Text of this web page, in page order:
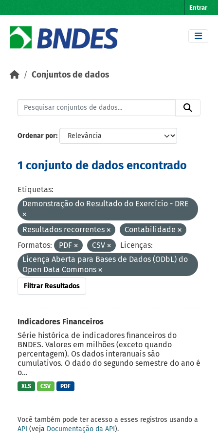
Entrar
Conjuntos de dados
Ordenar por
1 conjunto de dados encontrado
Etiquetas:
Demonstração do Resultado do Exercício - DRE
Resultados recorrentes
Contabilidade
Formatos:
PDF CSV
Licenças:
Licença Aberta para Bases de Dados (ODbL) do
Open Data Commons
Filtrar Resultados
Indicadores Financeiros
Série histórica de indicadores financeiros do
BNDES. Valores em milhões (exceto quando
percentagem). Os dados interanuais são
cumulativos. O dado do segundo semestre do ano é
o...
XLS CSV PDF
Você também pode ter acesso a esses registros usando a
API (veja Documentação da API).